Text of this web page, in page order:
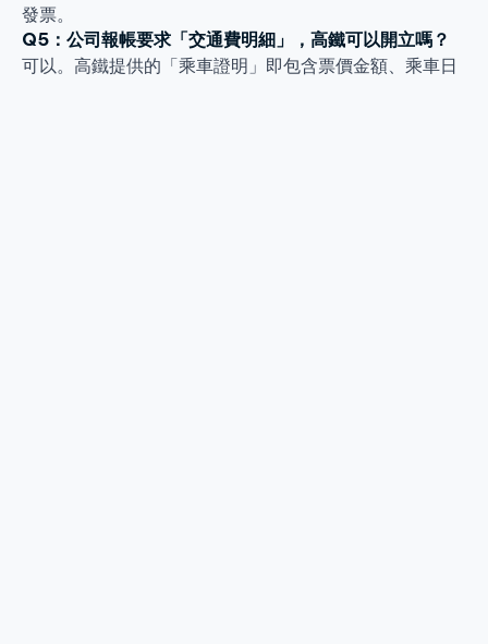
發票。
Q5：公司報帳要求「交通費明細」，高鐵可以開立嗎？
可以。高鐵提供的「乘車證明」即包含票價金額、乘車日